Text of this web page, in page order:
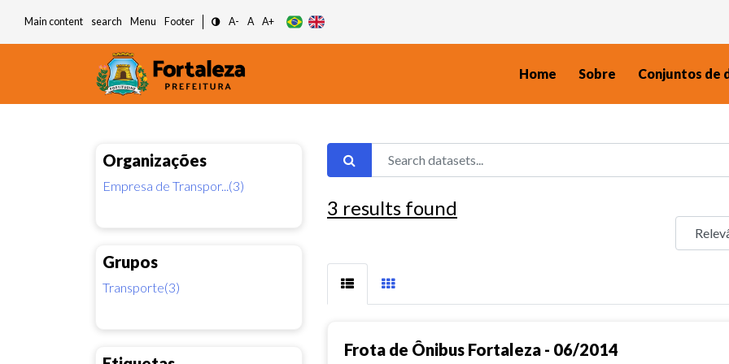
Main content search Menu Footer A- A A+
Home Sobre Conjuntos de
Organizações
Empresa de Transpor...(3)
Grupos
Transporte(3)
3 results found
Frota de Ônibus Fortaleza - 06/2014